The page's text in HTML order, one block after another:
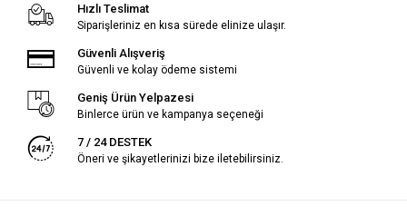
Hızlı Teslimat
Siparişleriniz en kısa sürede elinize ulaşır.
Güvenli Alışveriş
Güvenli ve kolay ödeme sistemi
Geniş Ürün Yelpazesi
Binlerce ürün ve kampanya seçeneği
7 / 24 DESTEK
Öneri ve şikayetlerinizi bize iletebilirsiniz.